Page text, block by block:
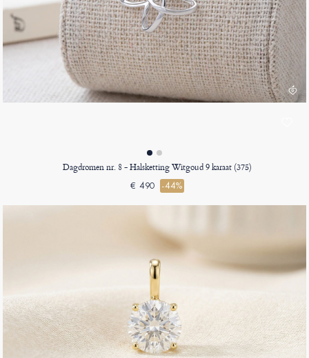
Dagdromen nr. 8 - Halsketting Witgoud 9 karaat (375)
€ 490 -44%